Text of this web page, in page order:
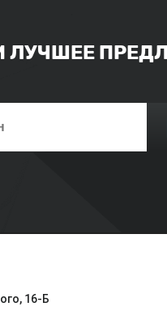
16-Б